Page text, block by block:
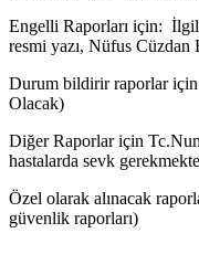
Engelli Raporları için:
resmi yazı, Nüfus
Durum bildirir raporlar
Olacak)
Diğer Raporlar için
hastalarda sevk
Özel olarak alınacak
güvenlik raporları)